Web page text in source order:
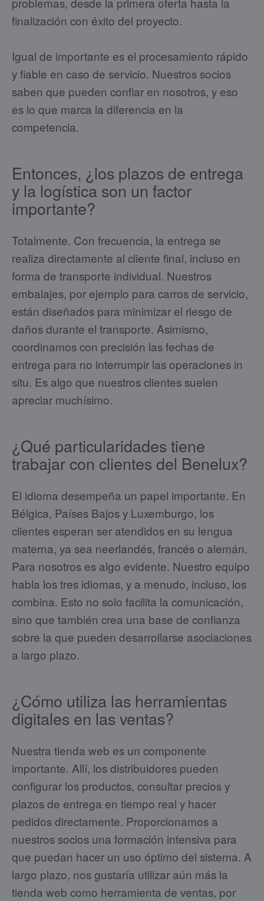
finalización con éxito del proyecto.
Igual de importante es el procesamiento rápido
y fiable en caso de servicio. Nuestros socios
saben que pueden confiar en nosotros, y eso
es lo que marca la diferencia en la
competencia.
Entonces, ¿los plazos de entrega
y la logística son un factor
importante?
Totalmente. Con frecuencia, la entrega se
realiza directamente al cliente final, incluso en
forma de transporte individual. Nuestros
embalajes, por ejemplo para carros de servicio,
están diseñados para minimizar el riesgo de
daños durante el transporte. Asimismo,
coordinamos con precisión las fechas de
entrega para no interrumpir las operaciones in
situ. Es algo que nuestros clientes suelen
apreciar muchísimo.
¿Qué particularidades tiene
trabajar con clientes del Benelux?
El idioma desempeña un papel importante. En
Bélgica, Países Bajos y Luxemburgo, los
clientes esperan ser atendidos en su lengua
materna, ya sea neerlandés, francés o alemán.
Para nosotros es algo evidente. Nuestro equipo
habla los tres idiomas, y a menudo, incluso, los
combina. Esto no solo facilita la comunicación,
sino que también crea una base de confianza
sobre la que pueden desarrollarse asociaciones
a largo plazo.
¿Cómo utiliza las herramientas
digitales en las ventas?
Nuestra tienda web es un componente
importante. Allí, los distribuidores pueden
configurar los productos, consultar precios y
plazos de entrega en tiempo real y hacer
pedidos directamente. Proporcionamos a
nuestros socios una formación intensiva para
que puedan hacer un uso óptimo del sistema. A
largo plazo, nos gustaría utilizar aún más la
tienda web como herramienta de ventas, por